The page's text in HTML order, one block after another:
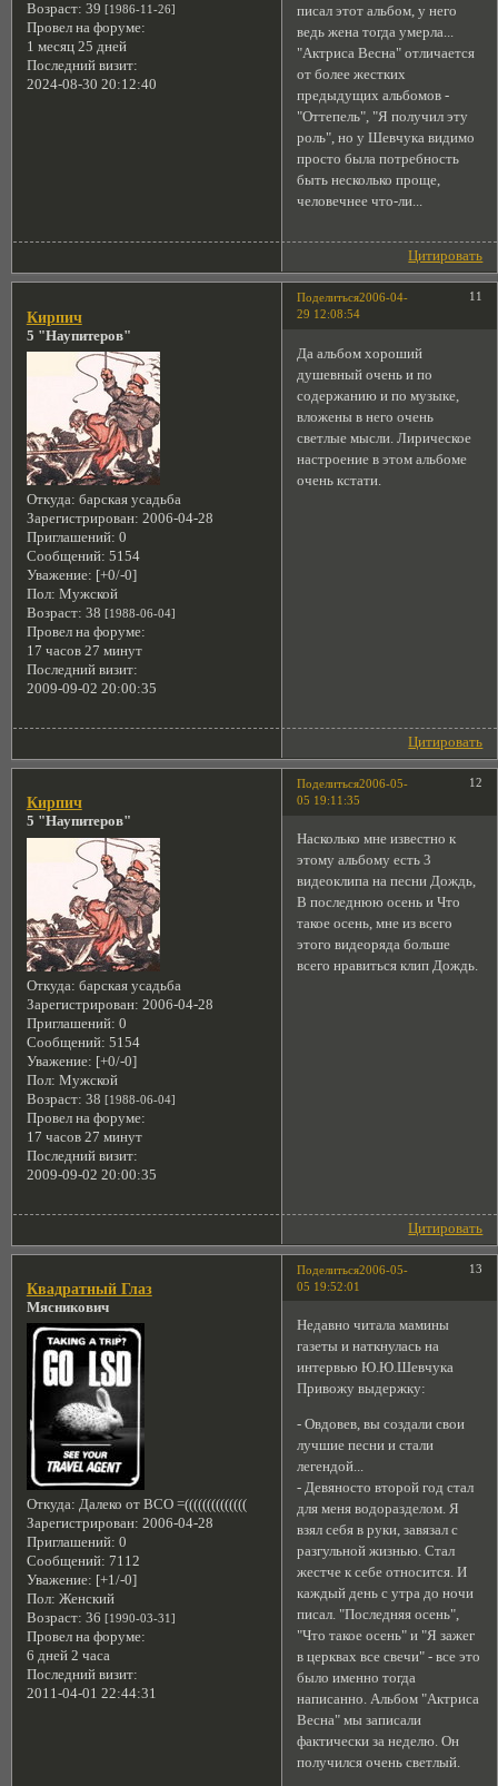
Возраст: 39 [1986-11-26]
Провел на форуме:
1 месяц 25 дней
Последний визит:
2024-08-30 20:12:40
писал этот альбом, у него
ведь жена тогда умерла...
"Актриса Весна" отличается
от более жестких
предыдущих альбомов -
"Оттепель", "Я получил эту
роль", но у Шевчука видимо
просто была потребность
быть несколько проще,
человечнее что-ли...
Цитировать
Поделиться 11
2006-04-
29 12:08:54
Кирпич
5 "Наупитеров"
Откуда: барская усадьба
Зарегистрирован: 2006-04-28
Приглашений: 0
Сообщений: 5154
Уважение: [+0/-0]
Пол: Мужской
Возраст: 38 [1988-06-04]
Провел на форуме:
17 часов 27 минут
Последний визит:
2009-09-02 20:00:35
Да альбом хороший
душевный очень и по
содержанию и по музыке,
вложены в него очень
светлые мысли. Лирическое
настроение в этом альбоме
очень кстати.
Цитировать
Поделиться 12
2006-05-
05 19:11:35
Кирпич
5 "Наупитеров"
Откуда: барская усадьба
Зарегистрирован: 2006-04-28
Приглашений: 0
Сообщений: 5154
Уважение: [+0/-0]
Пол: Мужской
Возраст: 38 [1988-06-04]
Провел на форуме:
17 часов 27 минут
Последний визит:
2009-09-02 20:00:35
Насколько мне известно к
этому альбому есть 3
видеоклипа на песни Дождь,
В последнюю осень и Что
такое осень, мне из всего
этого видеоряда больше
всего нравиться клип Дождь.
Цитировать
Поделиться 13
2006-05-
05 19:52:01
Квадратный Глаз
Мясникович
Откуда: Далеко от ВСО =((((((((((((((
Зарегистрирован: 2006-04-28
Приглашений: 0
Сообщений: 7112
Уважение: [+1/-0]
Пол: Женский
Возраст: 36 [1990-03-31]
Провел на форуме:
6 дней 2 часа
Последний визит:
2011-04-01 22:44:31
Недавно читала мамины
газеты и наткнулась на
интервью Ю.Ю.Шевчука
Привожу выдержку:
- Овдовев, вы создали свои
лучшие песни и стали
легендой...
- Девяносто второй год стал
для меня водоразделом. Я
взял себя в руки, завязал с
разгульной жизнью. Стал
жестче к себе относится. И
каждый день с утра до ночи
писал. "Последняя осень",
"Что такое осень" и "Я зажег
в церквах все свечи" - все это
было именно тогда
написанно. Альбом "Актриса
Весна" мы записали
фактически за неделю. Он
получился очень светлый.